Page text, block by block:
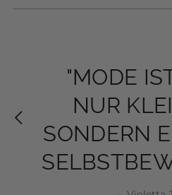
"DEIN STIL
DEINE
JEDEN
"MODE
NUR
SONDERN
"DEIN STIL
DEINE
JEDEN
"MODE
NUR
SONDERN